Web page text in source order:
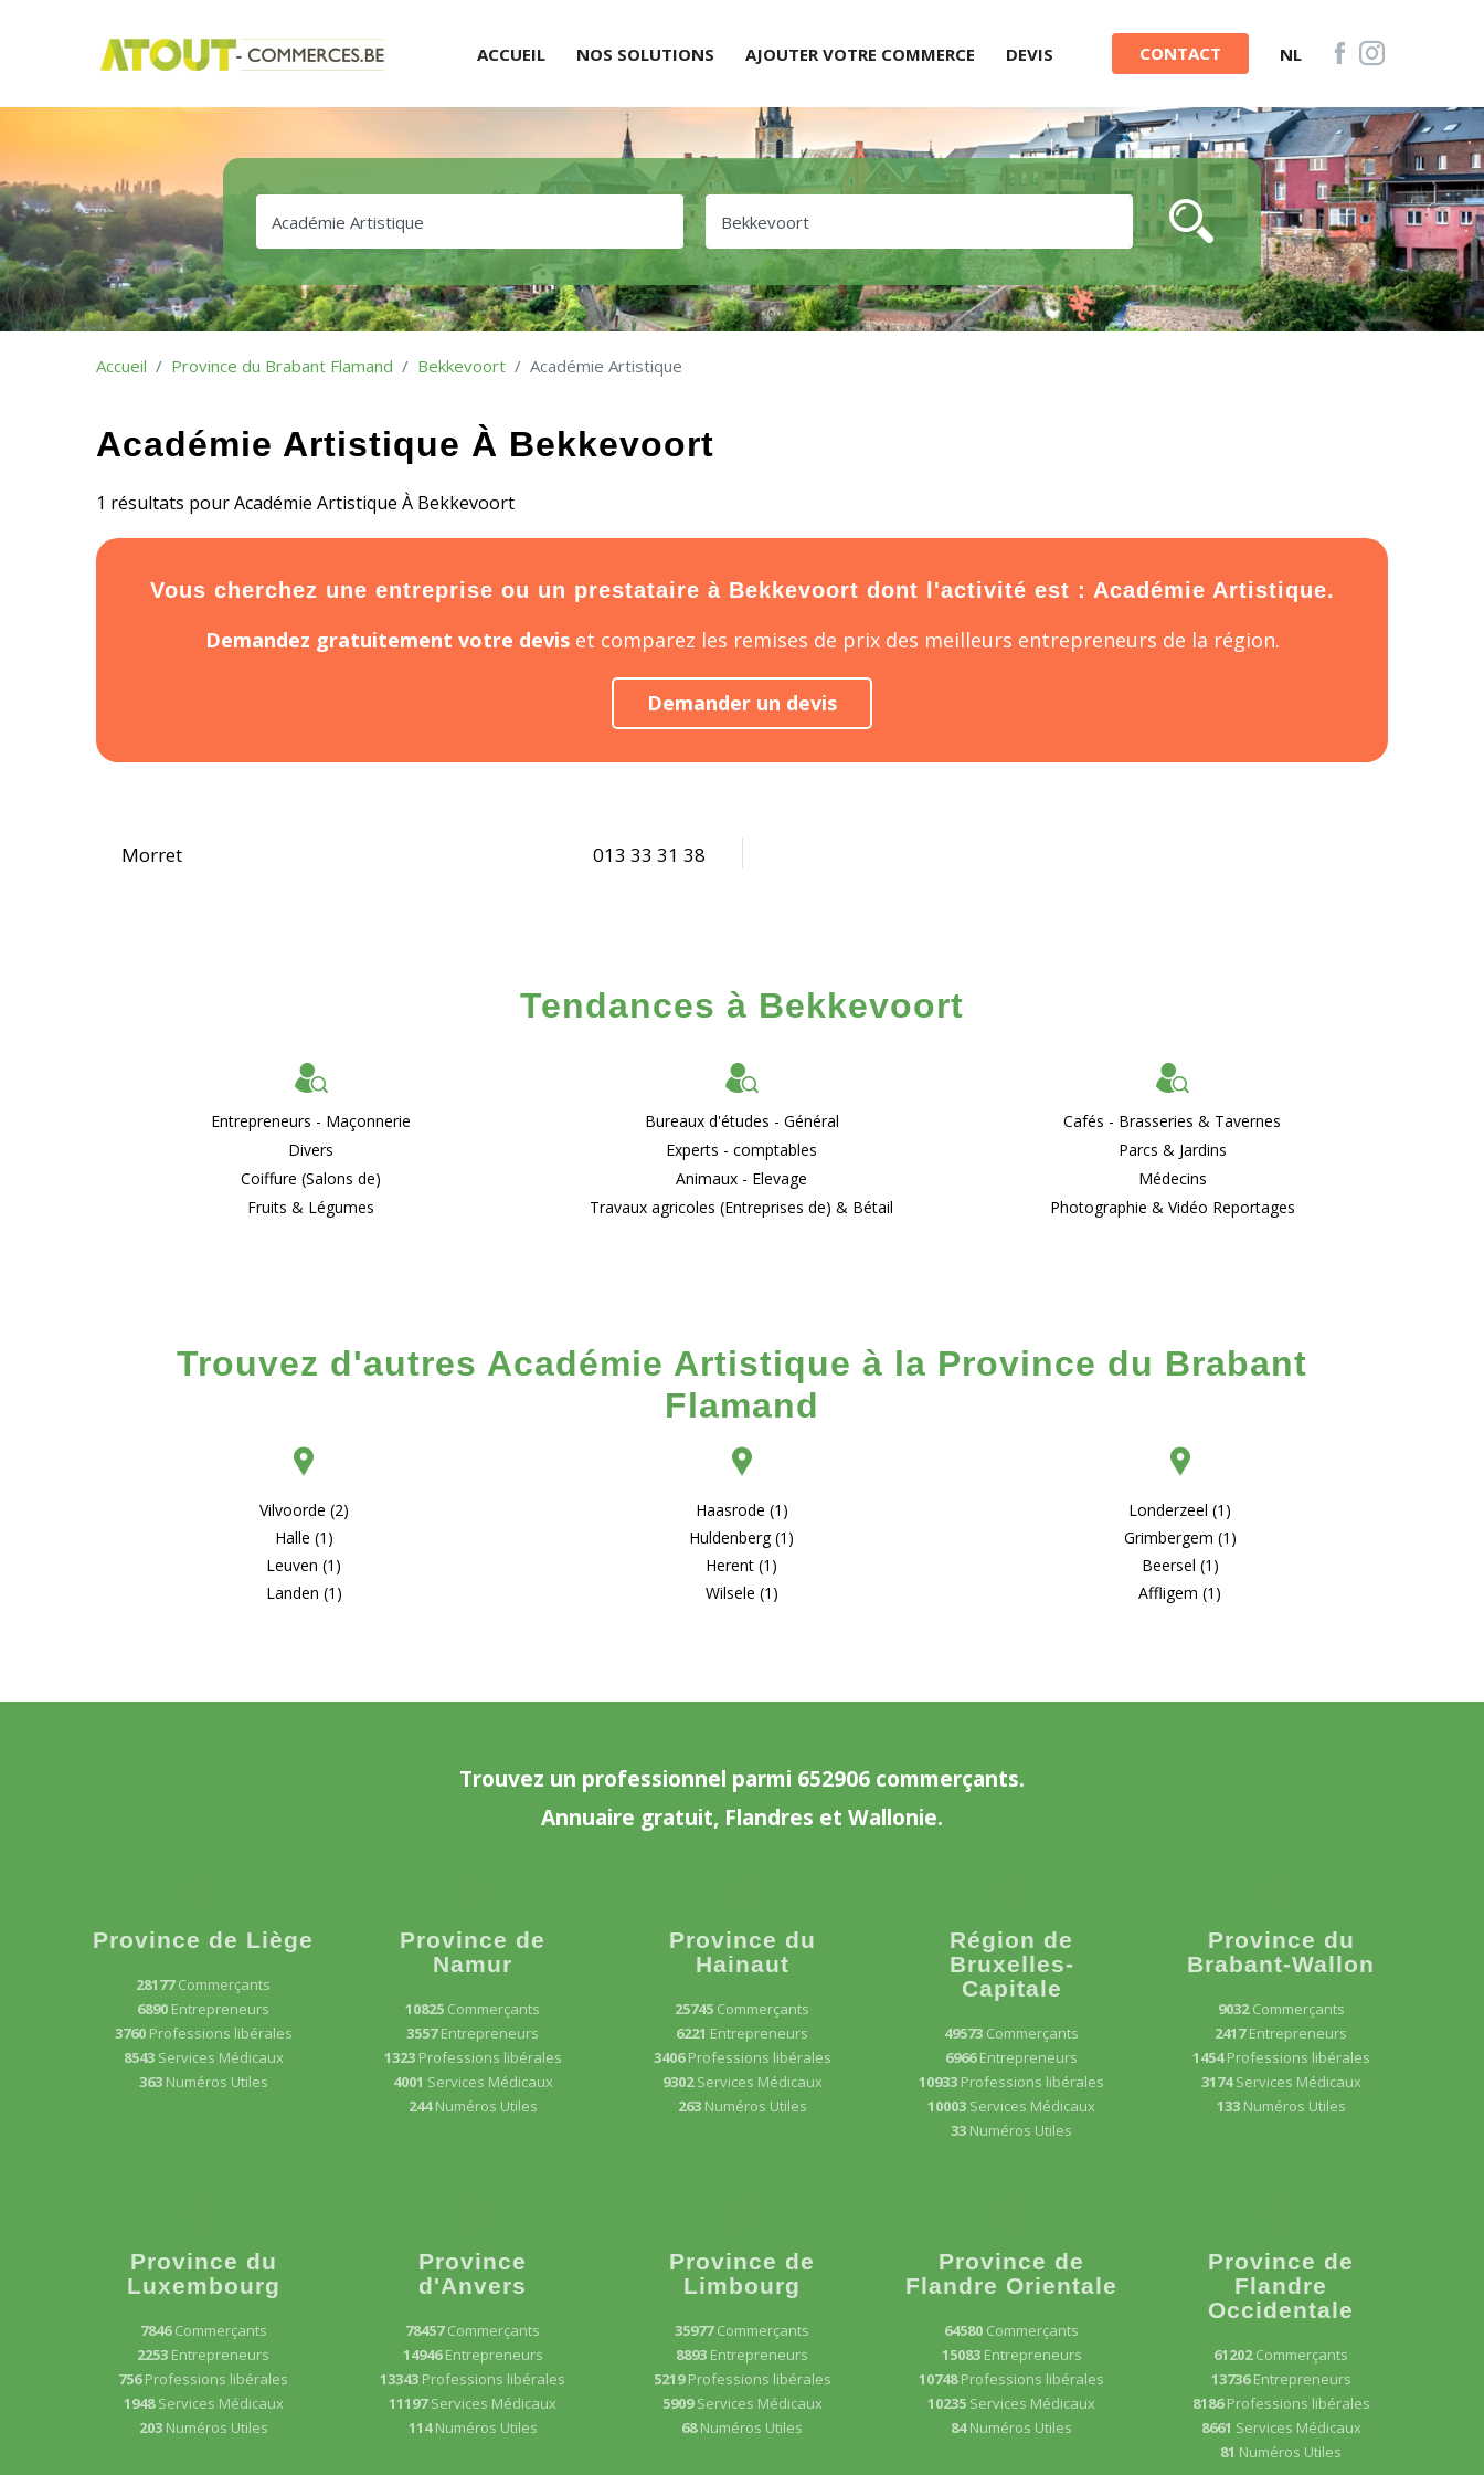
ACCUEIL NOS SOLUTIONS AJOUTER VOTRE COMMERCE DEVIS CONTACT NL
Accueil Province du Brabant Flamand Bekkevoort Académie Artistique
Académie Artistique À Bekkevoort
1 résultats pour Académie Artistique À Bekkevoort
Vous cherchez une entreprise ou un prestataire à Bekkevoort dont l'activité est : Académie Artistique.
Demandez gratuitement votre deviset comparez les remises de prix des meilleurs entrepreneurs de la région.
Demander un devis
Morret 013 33 31 38
Tendances à Bekkevoort
Entrepreneurs - Maçonnerie
Divers
Coiffure (Salons de)
Fruits & Légumes
Bureaux d'études - Général
Experts - comptables
Animaux - Elevage
Travaux agricoles (Entreprises de) & Bétail
Cafés - Brasseries & Tavernes
Parcs & Jardins
Médecins
Photographie & Vidéo Reportages
Trouvez d'autres Académie Artistique à la Province du Brabant
Flamand
Vilvoorde (2)
Halle (1)
Leuven (1)
Landen (1)
Haasrode (1)
Huldenberg (1)
Herent (1)
Wilsele (1)
Londerzeel (1)
Grimbergem (1)
Beersel (1)
Affligem (1)
Trouvez un professionnel parmi 652906 commerçants.
Annuaire gratuit, Flandres et Wallonie.
Province de Liège
28177Commerçants
6890 Entrepreneurs
3760 Professions libérales
8543 Services Médicaux
363 Numéros Utiles
Province de
Namur
10825 Commerçants
3557Entrepreneurs
1323 Professions libérales
4001 Services Médicaux
244Numéros Utiles
Province du
Hainaut
25745 Commerçants
6221 Entrepreneurs
3406Professions libérales
9302Services Médicaux
263 Numéros Utiles
Région de
Bruxelles-
Capitale
49573 Commerçants
6966Entrepreneurs
10933 Professions libérales
10003 Services Médicaux
33 Numéros Utiles
Province du
Brabant-Wallon
9032Commerçants
2417Entrepreneurs
1454Professions libérales
3174Services Médicaux
133 Numéros Utiles
Province du
Luxembourg
7846Commerçants
2253 Entrepreneurs
756Professions libérales
1948Services Médicaux
203 Numéros Utiles
Province
d'Anvers
78457Commerçants
14946Entrepreneurs
13343 Professions libérales
11197Services Médicaux
114Numéros Utiles
Province de
Limbourg
35977Commerçants
8893 Entrepreneurs
5219Professions libérales
5909Services Médicaux
68Numéros Utiles
Province de
Flandre Orientale
64580 Commerçants
15083 Entrepreneurs
10748Professions libérales
10235 Services Médicaux
84Numéros Utiles
Province de
Flandre
Occidentale
61202Commerçants
13736Entrepreneurs
8186Professions libérales
8661 Services Médicaux
81 Numéros Utiles